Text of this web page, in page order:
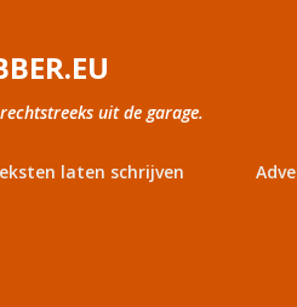
uit de garage.
laten schrijven